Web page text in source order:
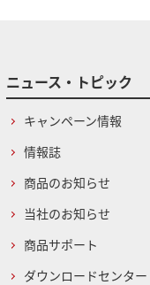
ニュース・トピック
キャンペーン情報
情報誌
商品のお知らせ
当社のお知らせ
商品サポート
ダウンロードセンター